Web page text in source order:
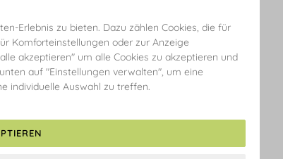
Erlebnis zu bieten. Dazu zählen Cookies, die für
Komforteinstellungen oder zur Anzeige
akzeptieren" um alle Cookies zu akzeptieren und
auf "Einstellungen verwalten", um eine
individuelle Auswahl zu treffen.